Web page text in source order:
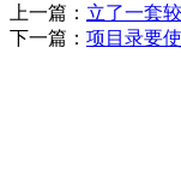
上一篇： 立了一套
下一篇： 项目录要